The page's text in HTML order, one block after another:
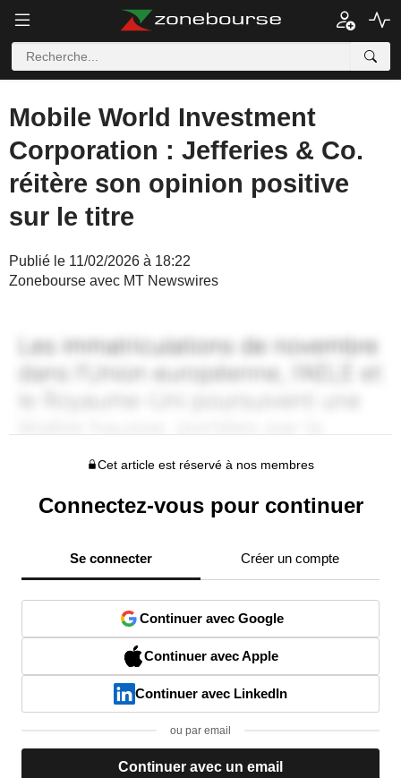
Mobile World Investment
Corporation : Jefferies & Co.
réitère son opinion positive
sur le titre
Publié le 11/02/2026 à 18:22
Zonebourse avec MT Newswires
Cet article est réservé à nos membres
Connectez-vous pour continuer
Se connecter Créer un compte
Continuer avec Google
Continuer avec Apple
Continuer avec LinkedIn
ou par email
Continuer avec un email